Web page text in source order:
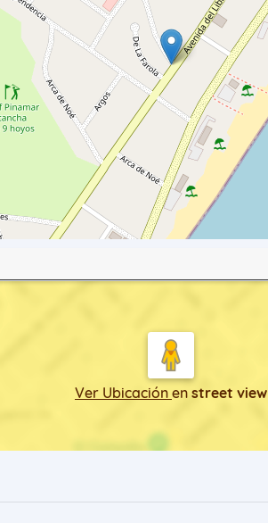
Ver Ubicación en street view